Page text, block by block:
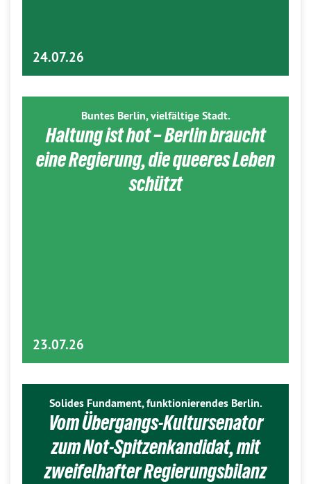
24.07.26
Buntes Berlin, vielfältige Stadt.
Haltung ist hot – Berlin braucht
eine Regierung, die queeres Leben
schützt
23.07.26
Solides Fundament, funktionierendes Berlin.
Vom Übergangs-Kultursenator
zum Not-Spitzenkandidat, mit
zweifelhafter Regierungsbilanz